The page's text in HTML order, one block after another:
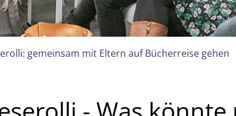
gemeinsam mit Eltern auf Bücherreise gehen